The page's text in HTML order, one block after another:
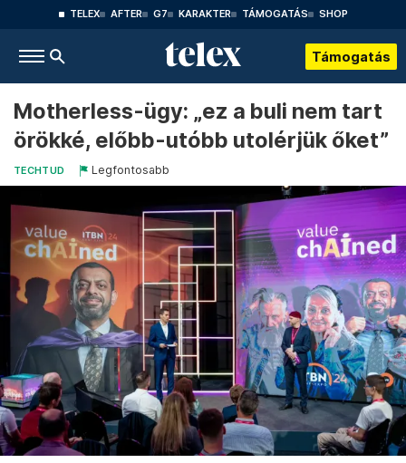
TELEX AFTER G7 KARAKTER TÁMOGATÁS SHOP
Támogatás
Motherless-ügy: „ez a buli nem tart
örökké, előbb-utóbb utolérjük őket”
TECHTUD Legfontosabb